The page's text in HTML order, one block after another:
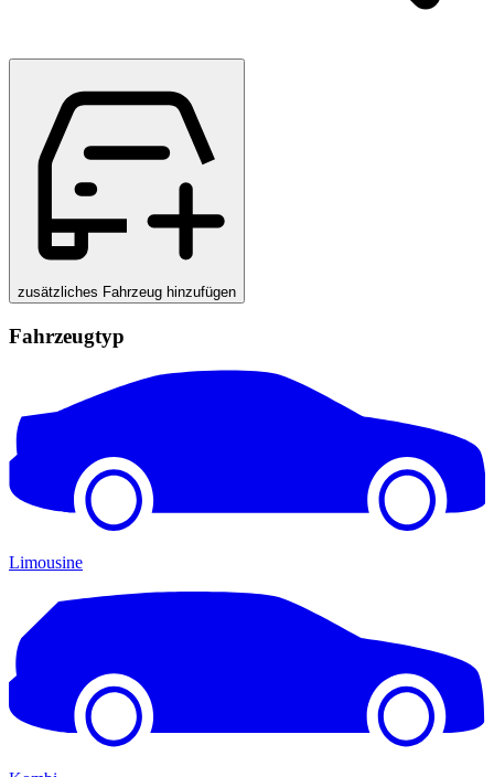
zusätzliches Fahrzeug hinzufügen
Fahrzeugtyp
Limousine